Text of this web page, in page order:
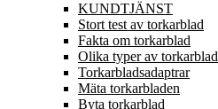
KUNDTJÄNST
Stort test av torkarblad
Fakta om torkarblad
Olika typer av torkarblad
Torkarbladsadaptrar
Mäta torkarbladen
Byta torkarblad